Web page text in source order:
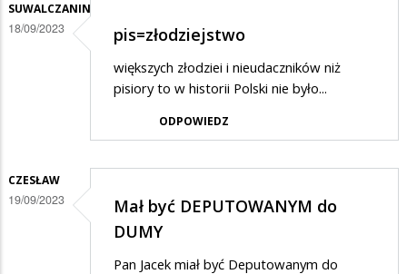
SUWALCZANIN
18/09/2023 pis=złodziejstwo
większych złodziei i nieudaczników niż
pisiory to w historii Polski nie było...
ODPOWIEDZ
CZESŁAW
19/09/2023
Mał być DEPUTOWANYM do
DUMY
Pan Jacek miał być Deputowanym do